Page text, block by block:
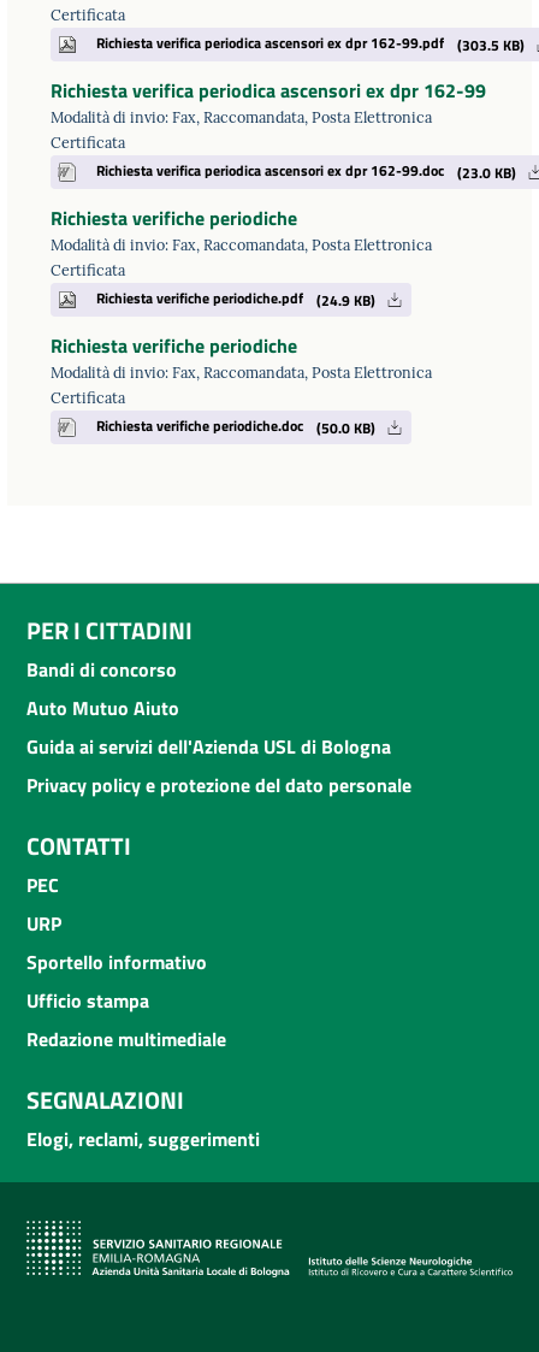
Certificata
Richiesta verifica periodica ascensori ex dpr 162-99.pdf (303.5 KB)
Richiesta verifica periodica ascensori ex dpr 162-99
Modalità di invio: Fax, Raccomandata, Posta Elettronica
Certificata
Richiesta verifica periodica ascensori ex dpr 162-99.doc (23.0 KB)
Richiesta verifiche periodiche
Modalità di invio: Fax, Raccomandata, Posta Elettronica
Certificata
Richiesta verifiche periodiche.pdf (24.9 KB)
Richiesta verifiche periodiche
Modalità di invio: Fax, Raccomandata, Posta Elettronica
Certificata
Richiesta verifiche periodiche.doc (50.0 KB)
PER I CITTADINI
Bandi di concorso
Auto Mutuo Aiuto
Guida ai servizi dell'Azienda USL di Bologna
Privacy policy e protezione del dato personale
CONTATTI
PEC
URP
Sportello informativo
Ufficio stampa
Redazione multimediale
SEGNALAZIONI
Elogi, reclami, suggerimenti